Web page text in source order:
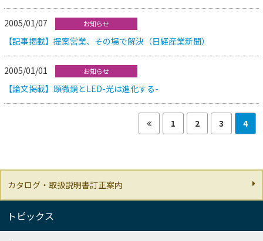
2005/01/07 お知らせ
【記事掲載】提案営業、その場で解決（日経産業新聞）
2005/01/01 お知らせ
【論文掲載】顕微鏡とLED-光は進化する-
1 2 3 4
カタログ・取扱説明書訂正案内
トピックス